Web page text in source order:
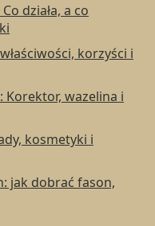
działa, a co
korzyści i
Korektor, wazelina i
kosmetyki i
jak dobrać fason,